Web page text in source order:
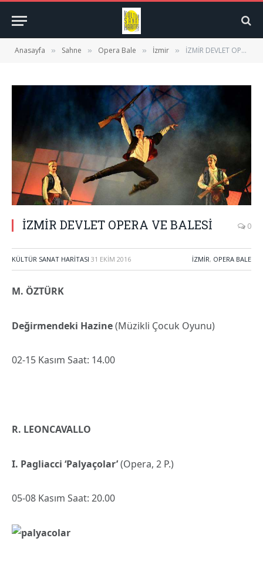
Anasayfa » Sahne » Opera Bale » İzmir » İZMİR DEVLET OPERA VE BALESİ
İZMİR DEVLET OPERA VE BALESİ 0
KÜLTÜR SANAT HARITASI 31 EKIM 2016 İZMIR, OPERA BALE
M. ÖZTÜRK
Değirmendeki Hazine(Müzikli Çocuk Oyunu)
02-15 Kasım Saat: 14.00
R. LEONCAVALLO
I. Pagliacci ‘Palyaçolar’(Opera, 2 P.)
05-08 Kasım Saat: 20.00